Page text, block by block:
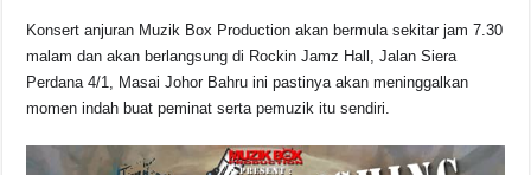
Konsert anjuran Muzik Box Production akan bermula sekitar jam 7.30
malam dan akan berlangsung di Rockin Jamz Hall, Jalan Siera
Perdana 4/1, Masai Johor Bahru ini pastinya akan meninggalkan
momen indah buat peminat serta pemuzik itu sendiri.